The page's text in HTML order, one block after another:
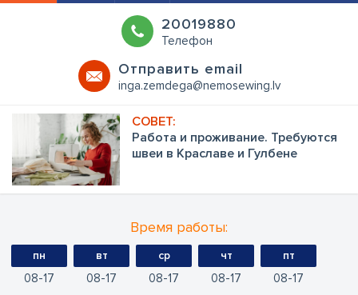
20019880
Телефон
Oтправить email
inga.zemdega@nemosewing.lv
Работа и проживание. Требуются
швеи в Краславе и Гулбене
Время работы:
пн
08 17
вт
08 17
ср
08 17
чт
08 17
пт
08 17